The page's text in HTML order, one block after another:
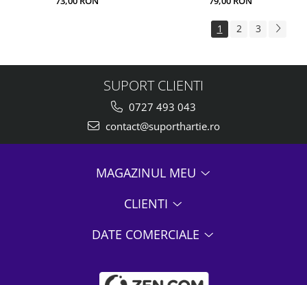
1 2 3
SUPORT CLIENTI
0727 493 043
contact@suporthartie.ro
MAGAZINUL MEU
CLIENTI
DATE COMERCIALE